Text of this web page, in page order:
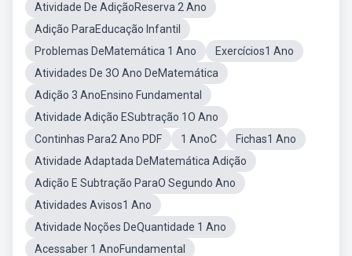
Atividade De AdiçãoReserva 2 Ano
Adição ParaEducação Infantil
Problemas DeMatemática 1 Ano
Exercícios1 Ano
Atividades De 3O Ano DeMatemática
Adição 3 AnoEnsino Fundamental
Atividade Adição ESubtração 1O Ano
Continhas Para2 Ano PDF
1 AnoC
Fichas1 Ano
Atividade Adaptada DeMatemática Adição
Adição E Subtração ParaO Segundo Ano
Atividades Avisos1 Ano
Atividade Noções DeQuantidade 1 Ano
Acessaber 1 AnoFundamental